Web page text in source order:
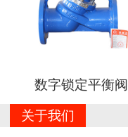
数字锁定平衡阀
关于我们